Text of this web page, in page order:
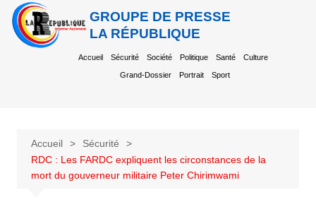
GROUPE DE PRESSE
LA RÉPUBLIQUE
Accueil Sécurité Société Politique Santé Culture
Grand-Dossier Portrait Sport
Accueil
Sécurité
RDC : Les FARDC expliquent les circonstances de la
mort du gouverneur militaire Peter Chirimwami